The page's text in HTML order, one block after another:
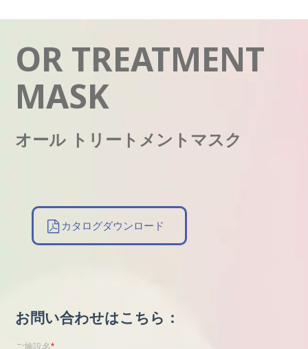
OR TREATMENT
MASK
オール トリートメントマスク
カタログダウンロード